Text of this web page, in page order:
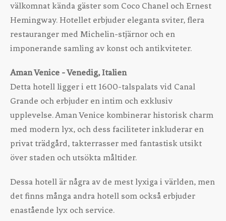
välkomnat kända gäster som Coco Chanel och Ernest
Hemingway. Hotellet erbjuder eleganta sviter, flera
restauranger med Michelin-stjärnor och en
imponerande samling av konst och antikviteter.
Aman Venice - Venedig, Italien
Detta hotell ligger i ett 1600-talspalats vid Canal
Grande och erbjuder en intim och exklusiv
upplevelse. Aman Venice kombinerar historisk charm
med modern lyx, och dess faciliteter inkluderar en
privat trädgård, takterrasser med fantastisk utsikt
över staden och utsökta måltider.
Dessa hotell är några av de mest lyxiga i världen, men
det finns många andra hotell som också erbjuder
enastående lyx och service.